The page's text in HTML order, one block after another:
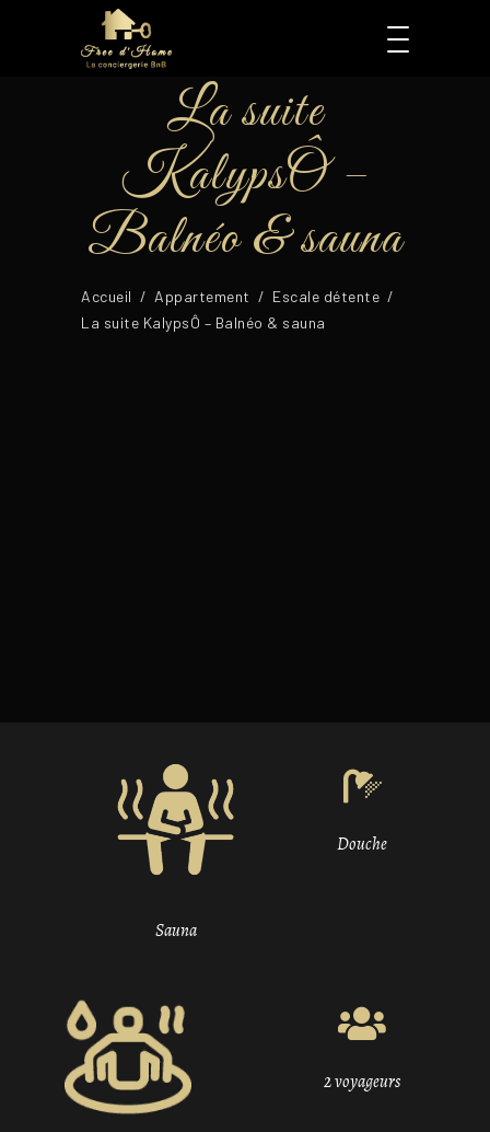
La suite
KalypsÔ –
Balnéo & sauna
Accueil / Appartement / Escale détente /
La suite KalypsÔ – Balnéo & sauna
Sauna
Douche
2 voyageurs